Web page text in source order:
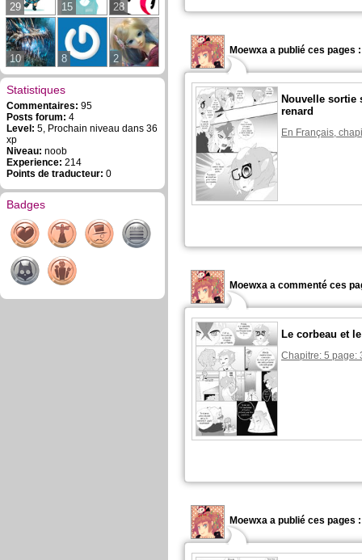
29 15 28
10 8 2
Statistiques
Commentaires: 95
Posts forum: 4
Level: 5, Prochain niveau dans 36
xp
Niveau: noob
Experience: 214
Points de traducteur: 0
Badges
Moewxa a publié ces pages :
Nouvelle sortie
renard
En Français,
Moewxa a commenté ces
Le corbeau et
Chapitre: 5 page:
Moewxa a publié ces pages :